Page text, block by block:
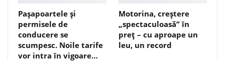
Pașapoartele și
permisele de
conducere se
scumpesc. Noile tarife
vor intra în vigoare…
Motorina, creștere
„spectaculoasă” în
preț – cu aproape un
leu, un record